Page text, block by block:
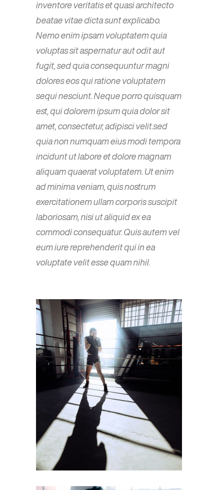
inventore veritatis et quasi architecto
beatae vitae dicta sunt explicabo.
Nemo enim ipsam voluptatem quia
voluptas sit aspernatur aut odit aut
fugit, sed quia consequuntur magni
dolores eos qui ratione voluptatem
sequi nesciunt. Neque porro quisquam
est, qui dolorem ipsum quia dolor sit
amet, consectetur, adipisci velit.sed
quia non numquam eius modi tempora
incidunt ut labore et dolore magnam
aliquam quaerat voluptatem. Ut enim
ad minima veniam, quis nostrum
exercitationem ullam corporis suscipit
laboriosam, nisi ut aliquid ex ea
commodi consequatur. Quis autem vel
eum iure reprehenderit qui in ea
voluptate velit esse quam nihil.